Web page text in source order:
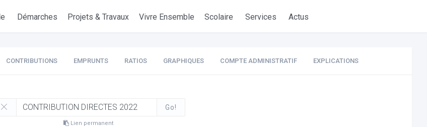
Démarches Projets & Travaux Vivre Ensemble Scolaire Services Actus
CONTRIBUTIONS EMPRUNTS RATIOS GRAPHIQUES COMPTE ADMINISTRATIF EXPLICATIONS
Go!
Lien permanent